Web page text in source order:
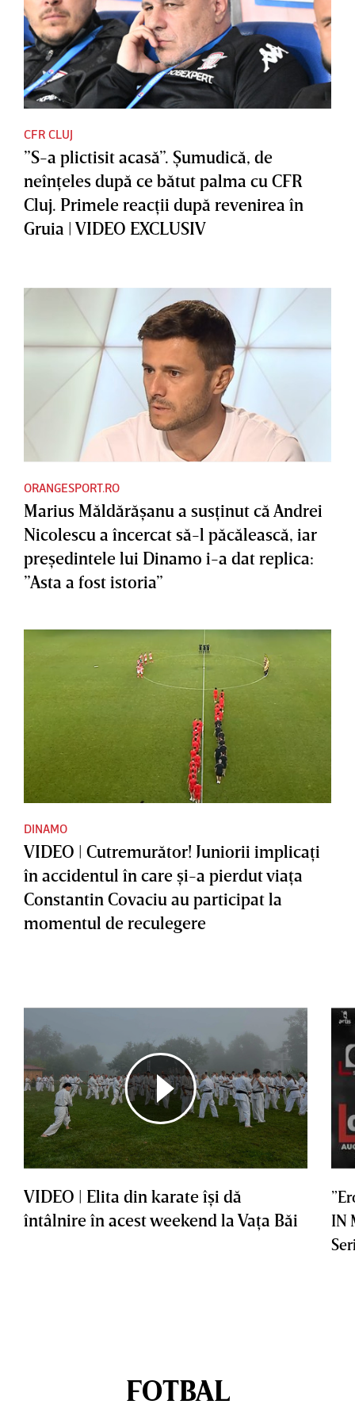
CFR CLUJ
”S-a plictisit acasă”. Şumudică, de
neînţeles după ce bătut palma cu CFR
Cluj. Primele reacţii după revenirea în
Gruia | VIDEO EXCLUSIV
ORANGESPORT.RO
Marius Măldărăşanu a susţinut că Andrei
Nicolescu a încercat să-l păcălească, iar
preşedintele lui Dinamo i-a dat replica:
”Asta a fost istoria”
DINAMO
VIDEO | Cutremurător! Juniorii implicaţi
în accidentul în care şi-a pierdut viaţa
Constantin Covaciu au participat la
momentul de reculegere
VIDEO | Elita din karate îşi dă
întâlnire în acest weekend la Vaţa Băi
IN
FOTBAL